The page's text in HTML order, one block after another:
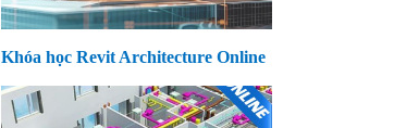
Khóa học Revit Architecture Online